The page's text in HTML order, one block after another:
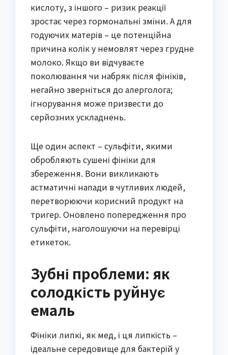
кислоту, з іншого – ризик реакції
зростає через гормональні зміни. А для
годуючих матерів – це потенційна
причина колік у немовлят через грудне
молоко. Якщо ви відчуваєте
поколювання чи набряк після фініків,
негайно зверніться до алерголога;
ігнорування може призвести до
серйозних ускладнень.
Ще один аспект – сульфіти, якими
обробляють сушені фініки для
збереження. Вони викликають
астматичні напади в чутливих людей,
перетворюючи корисний продукт на
тригер. Оновлено попередження про
сульфіти, наголошуючи на перевірці
етикеток.
Зубні проблеми: як
солодкість руйнує
емаль
Фініки липкі, як мед, і ця липкість –
ідеальне середовище для бактерій у